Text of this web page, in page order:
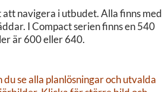
navigera i utbudet. Alla finns med
I Compact serien finns en 540
är 600 eller 640.
se alla planlösningar och utvalda